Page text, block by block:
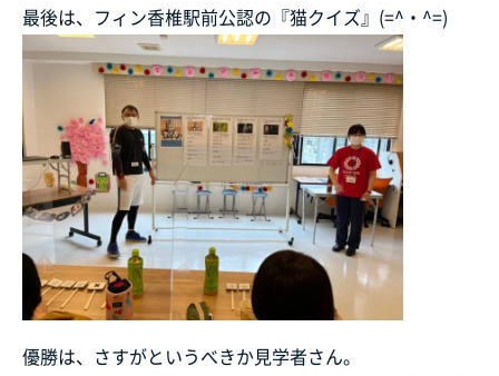
最後は、フィン香椎駅前公認の『猫クイズ』(=^・^=)
優勝は、さすがというべきか見学者さん。